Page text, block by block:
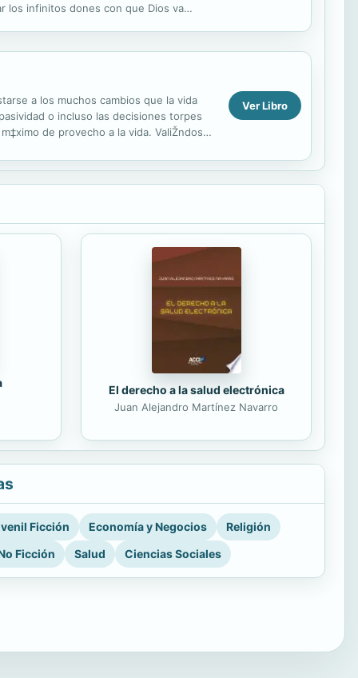
los infinitos dones con que Dios va
a los muchos cambios que la vida
o incluso las decisiones torpes
de provecho a la vida. ValiŽndose
Ver Libro
El derecho a la salud electrónica
Juan Alejandro Martínez Navarro
Ficción Economía y Negocios
Religión
Ficción
Salud Ciencias Sociales